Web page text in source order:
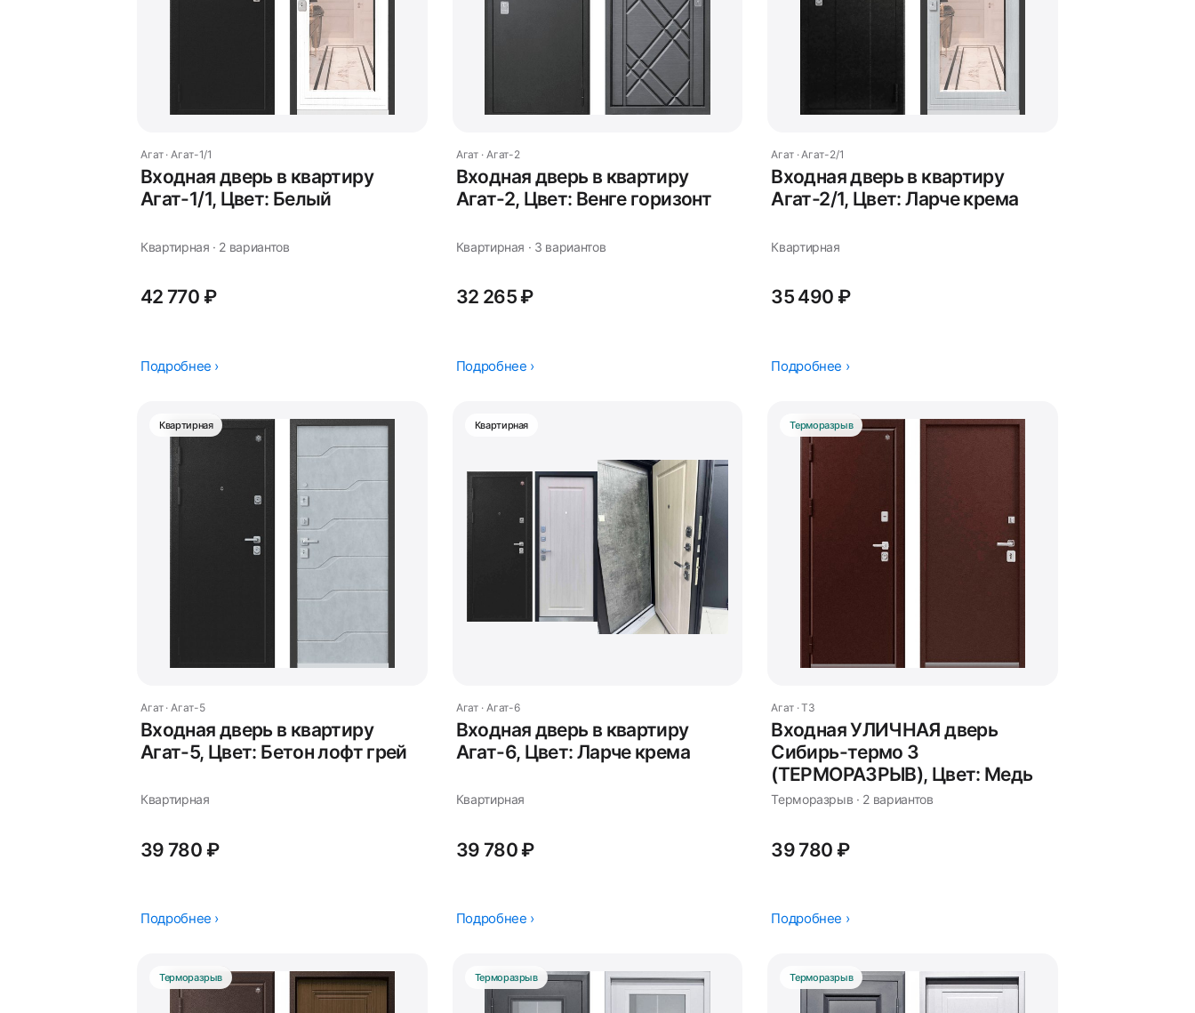
Агат · Агат-1/1
Входная дверь в квартиру
Агат-1/1, Цвет: Белый
Квартирная · 2 вариантов
42 770 ₽
Подробнее ›
Агат · Агат-2
Входная дверь в квартиру
Агат-2, Цвет: Венге горизонт
Квартирная · 3 вариантов
32 265 ₽
Подробнее ›
Агат · Агат-2/1
Входная дверь в квартиру
Агат-2/1, Цвет: Ларче крема
Квартирная
35 490 ₽
Подробнее ›
Квартирная
Агат · Агат-5
Входная дверь в квартиру
Агат-5, Цвет: Бетон лофт грей
Квартирная
39 780 ₽
Подробнее ›
Квартирная
Агат · Агат-6
Входная дверь в квартиру
Агат-6, Цвет: Ларче крема
Квартирная
39 780 ₽
Подробнее ›
Терморазрыв
Агат · T3
Входная УЛИЧНАЯ дверь
Сибирь-термо 3
(ТЕРМОРАЗРЫВ), Цвет: Медь
Терморазрыв · 2 вариантов
39 780 ₽
Подробнее ›
Терморазрыв Терморазрыв Терморазрыв